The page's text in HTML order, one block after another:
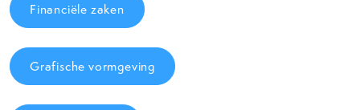
Financiële zaken
Grafische vormgeving